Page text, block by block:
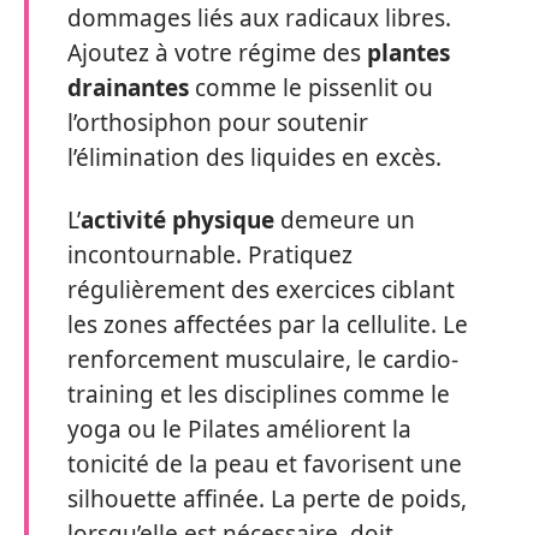
dommages liés aux radicaux libres.
Ajoutez à votre régime des plantes
drainantes comme le pissenlit ou
l’orthosiphon pour soutenir
l’élimination des liquides en excès.
L’activité physique demeure un
incontournable. Pratiquez
régulièrement des exercices ciblant
les zones affectées par la cellulite. Le
renforcement musculaire, le cardio-
training et les disciplines comme le
yoga ou le Pilates améliorent la
tonicité de la peau et favorisent une
silhouette affinée. La perte de poids,